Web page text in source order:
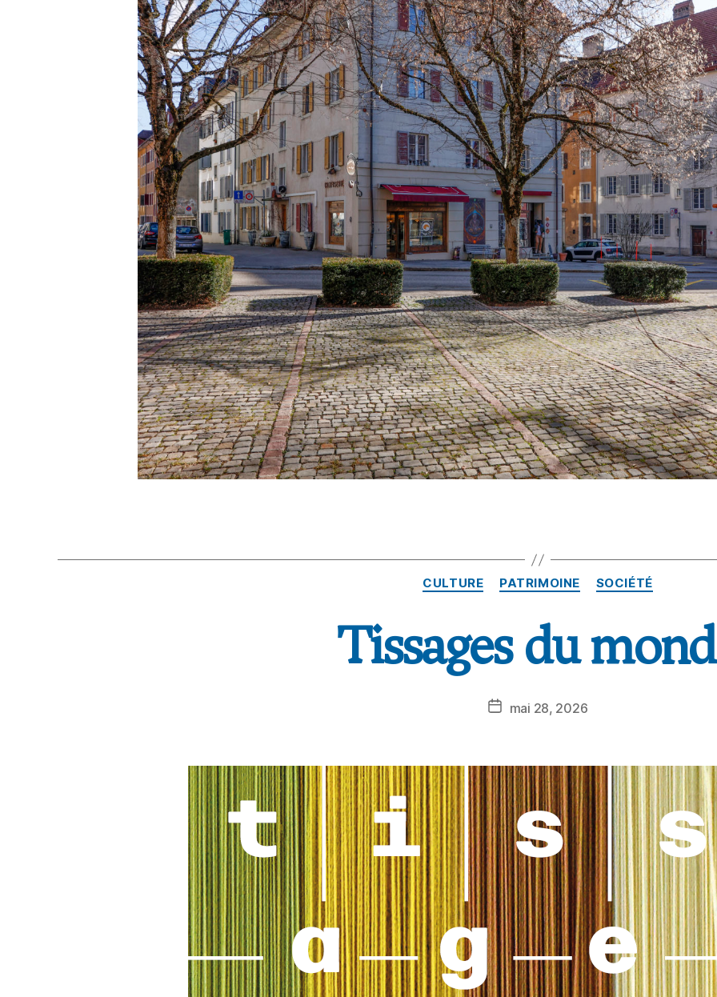
CULTURE PATRIMOINE SOCIÉTÉ
Tissages du
mai 28, 2026